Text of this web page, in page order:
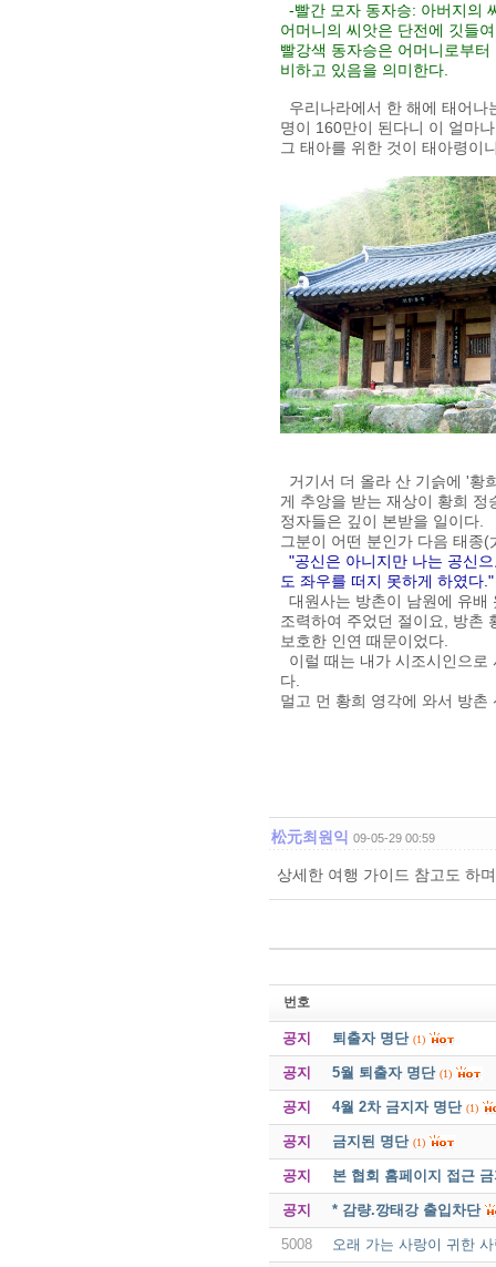
-빨간 모자 동자승: 아버지의
어머니의 씨앗은 단전에 깃들
빨강색 동자승은 어머니로부
비하고 있음을 의미한다.
우리나라에서 한 해에 태어
명이 160만이 된다니 이 얼마
그 태아를 위한 것이 태아령이
거기서 더 올라 산 기슭에 '황
게 추앙을 받는 재상이 황희
정자들은 깊이 본받을 일이다.
그분이 어떤 분인가 다음 태종
"공신은 아니지만 나는 공신
도 좌우를 떠지 못하게 하였다."
대원사는 방촌이 남원에 유배
조력하여 주었던 절이요, 방촌
보호한 인연 때문이었다.
이럴 때는 내가 시조시인으로
다.
멀고 먼 황희 영각에 와서 방
松元최원익 09-05-29 00:59
상세한 여행 가이드 참고도 하
번호
공지 퇴출자 명단 (1)
공지 5월 퇴출자 명단 (1)
공지 4월 2차 금지자 명단 (1)
공지 금지된 명단 (1)
공지 본 협회 홈페이지 접근
공지 * 감량.깡태강 출입차단
5008 오래 가는 사랑이 귀한